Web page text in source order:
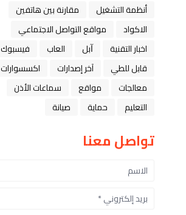
أنظمة التشغيل
مقارنة بين هاتفين
الاكواد
مواقع التواصل الاجتماعي
اخبار التقنية
ﺁﺑﻞ العاب
فيسبوك
قابل للطي
آخر إصدارات
اكسسوارات
معالجات
مواقع
سماعات الأذن
التعليم
حماية صيانة
تواصل معنا